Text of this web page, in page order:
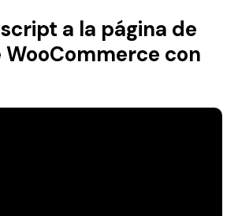
a la página de
WooCommerce con